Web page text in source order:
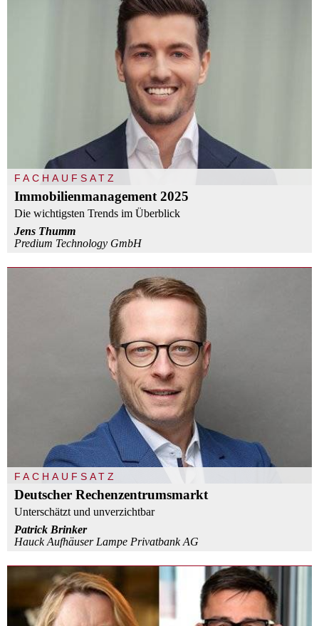
FACHAUFSATZ
Immobilienmanagement 2025
Die wichtigsten Trends im Überblick
Jens Thumm
Predium Technology GmbH
FACHAUFSATZ
Deutscher Rechenzentrumsmarkt
Unterschätzt und unverzichtbar
Patrick Brinker
Hauck Aufhäuser Lampe Privatbank AG